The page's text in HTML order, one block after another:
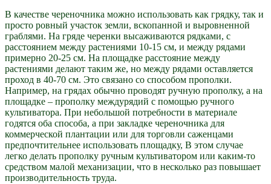
В качестве череночника можно использовать как грядку, так и
просто ровный участок земли, вскопанной и выровненной
граблями. На гряде черенки высаживаются рядками, с
расстоянием между растениями 10-15 см, и между рядами
примерно 20-25 см. На площадке расстояние между
растениями делают таким же, но между рядами оставляется
проход в 40-70 см. Это связано со способом прополки.
Например, на грядах обычно проводят ручную прополку, а на
площадке – прополку междурядий с помощью ручного
культиватора. При небольшой потребности в материале
годятся оба способа, а при закладке череночника для
коммерческой плантации или для торговли саженцами
предпочтительнее использовать площадку, В этом случае
легко делать прополку ручным культиватором или каким-то
средством малой механизации, что в несколько раз повышает
производительность труда.